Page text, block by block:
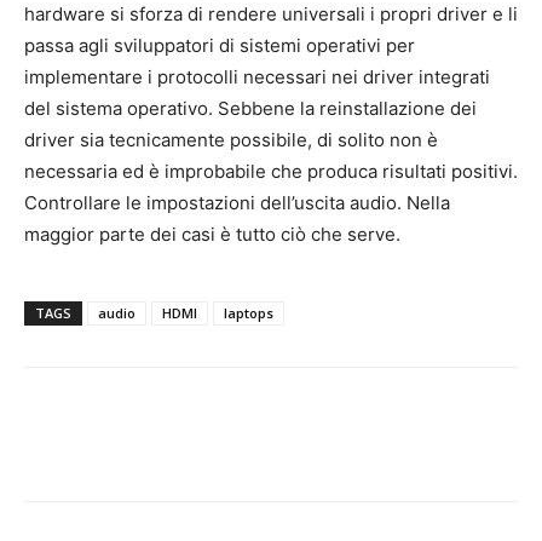
hardware si sforza di rendere universali i propri driver e li
passa agli sviluppatori di sistemi operativi per
implementare i protocolli necessari nei driver integrati
del sistema operativo. Sebbene la reinstallazione dei
driver sia tecnicamente possibile, di solito non è
necessaria ed è improbabile che produca risultati positivi.
Controllare le impostazioni dell’uscita audio. Nella
maggior parte dei casi è tutto ciò che serve.
TAGS audio HDMI laptops